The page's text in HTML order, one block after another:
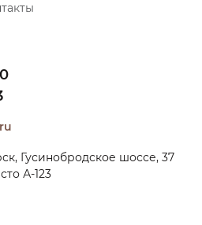
Гусинобродское шоссе, 37
А-123